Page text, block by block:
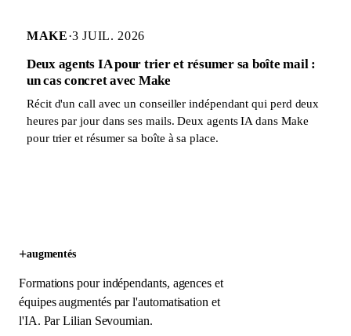
MAKE·3 JUIL. 2026
Deux agents IA pour trier et résumer sa boîte mail :
un cas concret avec Make
Récit d'un call avec un conseiller indépendant qui perd deux
heures par jour dans ses mails. Deux agents IA dans Make
pour trier et résumer sa boîte à sa place.
+augmentés
Formations pour indépendants, agences et
équipes augmentés par l'automatisation et
l'IA. ParLilian Sevoumian.